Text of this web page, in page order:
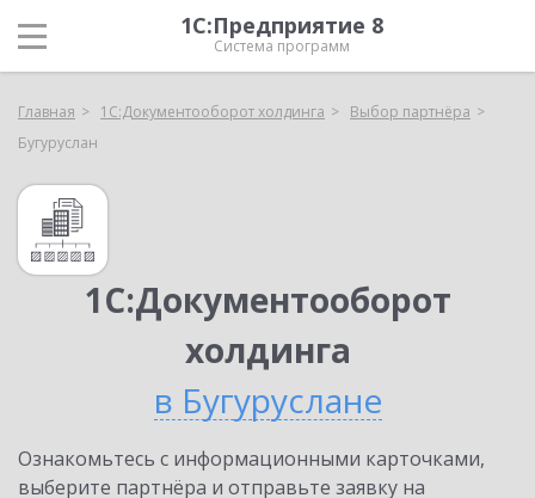
1С:Предприятие 8
Система программ
Главная 1С:Документооборот холдинга
Выбор партнёра
Бугуруслан
1С:Документооборот
холдинга
в Бугуруслане
Ознакомьтесь с информационными карточками,
выберите партнёра и отправьте заявку на